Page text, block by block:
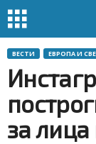
ВЕСТИ ЕВРОПА И
за лица